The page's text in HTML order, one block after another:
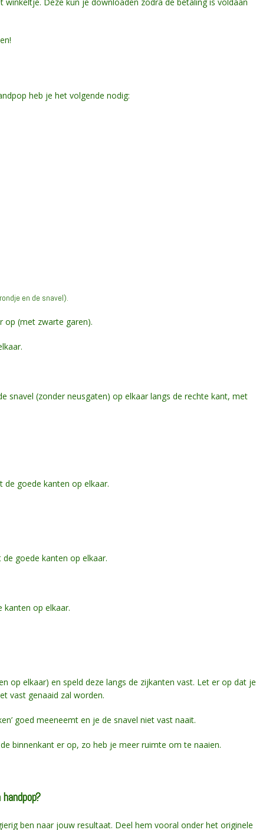
heb je het volgende nodig:
en de snavel).
op (met zwarte garen).
snavel (zonder neusgaten) op elkaar langs de rechte kant, met
de goede kanten op elkaar.
goede kanten op elkaar.
kanten op elkaar.
op elkaar) en speld deze langs de zijkanten vast. Let er op dat je
vast genaaid zal worden.
goed meeneemt en je de snavel niet vast naait.
binnenkant er op, zo heb je meer ruimte om te naaien.
ben naar jouw resultaat. Deel hem vooral onder het originele